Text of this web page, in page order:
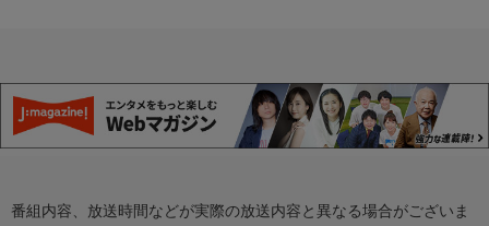
番組内容、放送時間などが実際の放送内容と異なる場合がございま